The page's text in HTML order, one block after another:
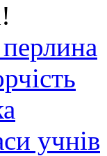
учнів